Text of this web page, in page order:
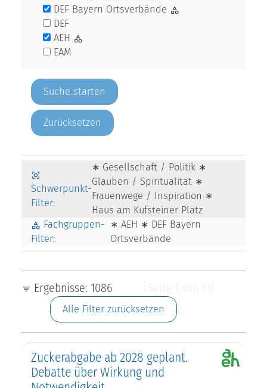
DEF Bayern Ortsverbände
DEF
AEH
EAM
Zurücksetzen
Schwerpunkt-
Filter:
∗ Gesellschaft / Politik ∗
Glauben / Spiritualität ∗
Frauenwege / Inspiration ∗
Haus am Kufsteiner Platz
Fachgruppen-
Filter:
∗ AEH ∗ DEF Bayern
Ortsverbände
Ergebnisse: 1086
Alle Filter zurücksetzen
Zuckerabgabe ab 2028 geplant.
Debatte über Wirkung und